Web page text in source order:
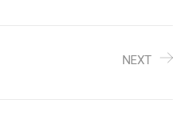
NEXT